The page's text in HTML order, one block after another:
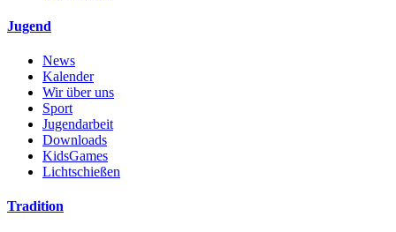
Jugend
News
Kalender
Wir über uns
Sport
Jugendarbeit
Downloads
KidsGames
Lichtschießen
Tradition